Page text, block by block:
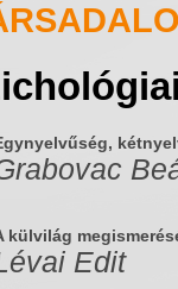
külvilág
Edit